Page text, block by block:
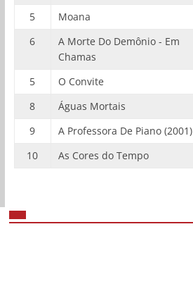
5
Moana
6
A Morte Do Demônio - Em
Chamas
5 O Convite
8
Águas Mortais
9
A Professora De Piano (2001)
10
As Cores do Tempo